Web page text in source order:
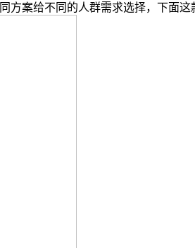
案给不同的人群需求选择，下面这